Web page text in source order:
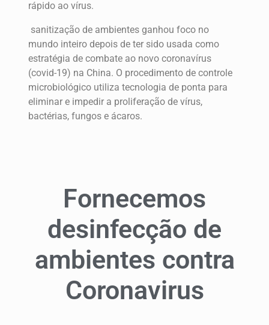
rápido ao vírus.
sanitização de ambientes ganhou foco no
mundo inteiro depois de ter sido usada como
estratégia de combate ao novo coronavírus
(covid-19) na China. O procedimento de controle
microbiológico utiliza tecnologia de ponta para
eliminar e impedir a proliferação de vírus,
bactérias, fungos e ácaros.
Fornecemos
desinfecção de
ambientes contra
Coronavirus